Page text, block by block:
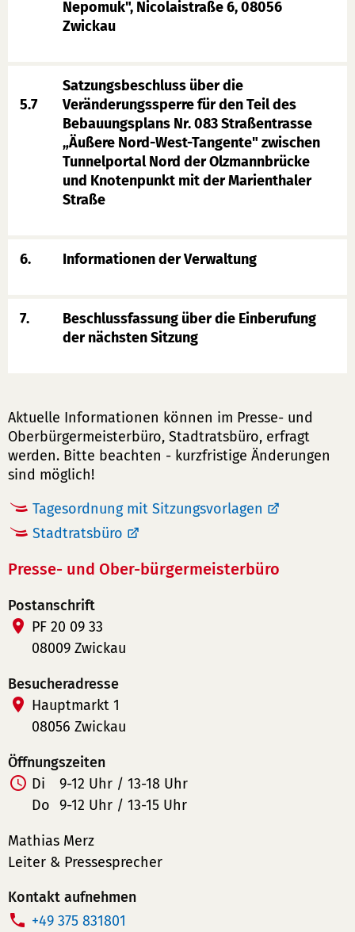
Nepomuk", Nicolaistraße 6, 08056
Zwickau
5.7
Satzungsbeschluss über die
Veränderungssperre für den Teil des
Bebauungsplans Nr. 083 Straßentrasse
„Äußere Nord-West-Tangente" zwischen
Tunnelportal Nord der Olzmannbrücke
und Knotenpunkt mit der Marienthaler
Straße
6. Informationen der Verwaltung
7.
Beschlussfassung über die Einberufung
der nächsten Sitzung
Aktuelle Informationen können im Presse- und
Oberbürgermeisterbüro, Stadtratsbüro, erfragt
werden. Bitte beachten - kurzfristige Änderungen
sind möglich!
Tagesordnung mit Sitzungsvorlagen
Stadtratsbüro
Presse- und Ober-bürgermeisterbüro
Postanschrift
PF 20 09 33
08009 Zwickau
Besucheradresse
Hauptmarkt 1
08056 Zwickau
Öffnungszeiten
Di
9-12 Uhr / 13-18 Uhr
Do 9-12 Uhr / 13-15 Uhr
Mathias Merz
Leiter & Pressesprecher
Kontakt aufnehmen
T
+49 375 831801